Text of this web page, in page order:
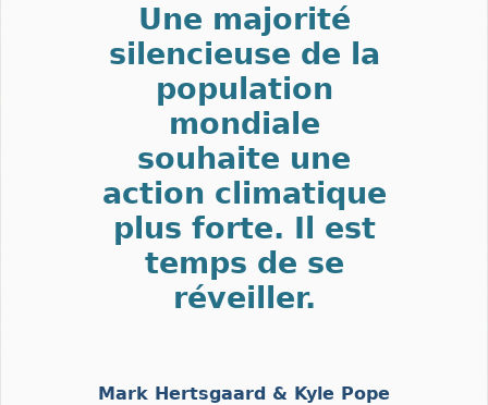
Une majorité
silencieuse de la
population
mondiale
souhaite une
action climatique
plus forte. Il est
temps de se
réveiller.
Mark Hertsgaard & Kyle Pope